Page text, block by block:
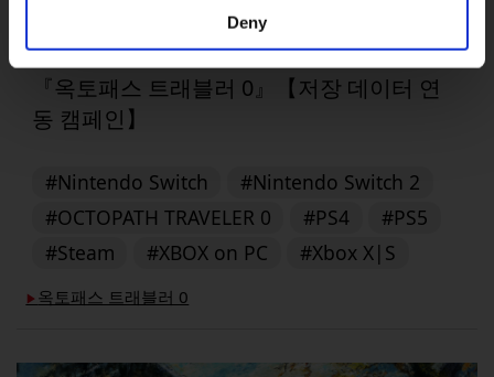
Deny
2025.07.31
『옥토패스 트래블러 0』【저장 데이터 연
동 캠페인】
#Nintendo Switch
#Nintendo Switch 2
#OCTOPATH TRAVELER 0
#PS4
#PS5
#Steam
#XBOX on PC #Xbox X|S
▶︎ 옥토패스 트래블러 0